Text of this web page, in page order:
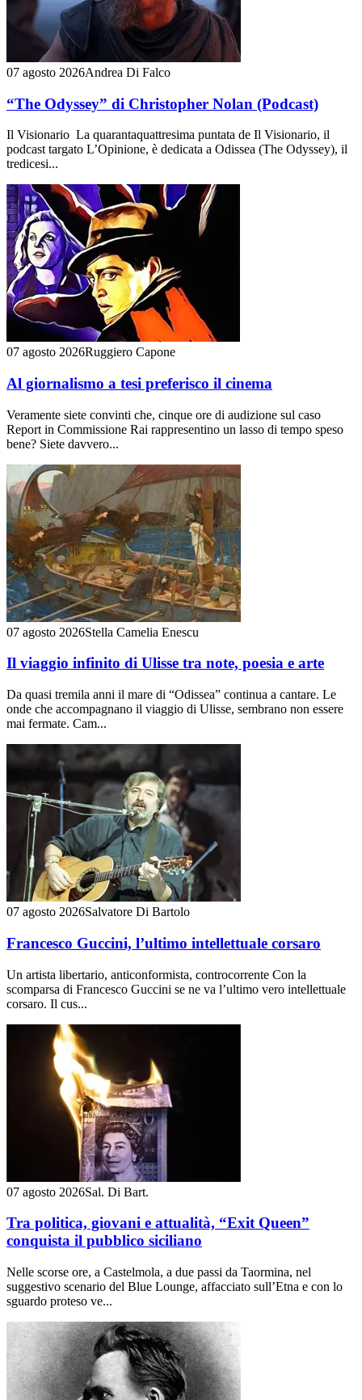
07 agosto 2026Andrea Di Falco
“The Odyssey” di Christopher Nolan (Podcast)
Il Visionario La quarantaquattresima puntata de Il Visionario, il
podcast targato L’Opinione, è dedicata a Odissea (The Odyssey), il
tredicesi...
07 agosto 2026Ruggiero Capone
Al giornalismo a tesi preferisco il cinema
Veramente siete convinti che, cinque ore di audizione sul caso
Report in Commissione Rai rappresentino un lasso di tempo speso
bene? Siete davvero...
07 agosto 2026Stella Camelia Enescu
Il viaggio infinito di Ulisse tra note, poesia e arte
Da quasi tremila anni il mare di “Odissea” continua a cantare. Le
onde che accompagnano il viaggio di Ulisse, sembrano non essere
mai fermate. Cam...
07 agosto 2026Salvatore Di Bartolo
Francesco Guccini, l’ultimo intellettuale corsaro
Un artista libertario, anticonformista, controcorrente Con la
scomparsa di Francesco Guccini se ne va l’ultimo vero intellettuale
corsaro. Il cus...
07 agosto 2026Sal. Di Bart.
Tra politica, giovani e attualità, “Exit Queen”
conquista il pubblico siciliano
Nelle scorse ore, a Castelmola, a due passi da Taormina, nel
suggestivo scenario del Blue Lounge, affacciato sull’Etna e con lo
sguardo proteso ve...